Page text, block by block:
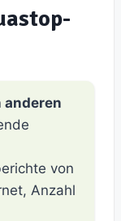
anderen
von
Anzahl